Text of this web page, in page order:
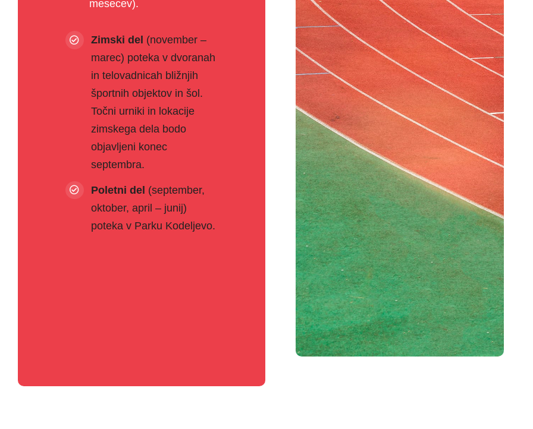
mesecev).
Zimski del (november –
marec) poteka v dvoranah
in telovadnicah bližnjih
športnih objektov in šol.
Točni urniki in lokacije
zimskega dela bodo
objavljeni konec
septembra.
Poletni del (september,
oktober, april – junij)
poteka v Parku Kodeljevo.